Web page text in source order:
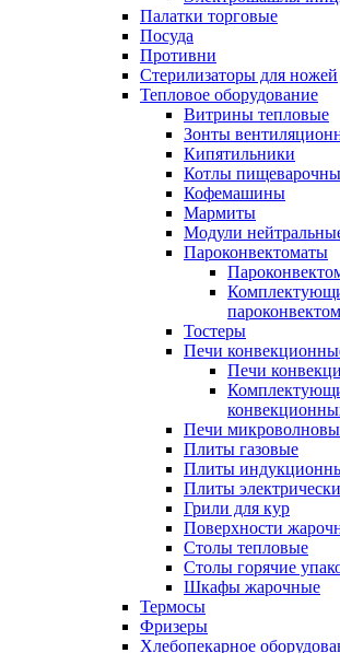
Палатки торговые
Посуда
Противни
Стерилизаторы для ножей
Тепловое оборудование
Витрины тепловые
Зонты
Кипятильники
Котлы
Кофемашины
Мармиты
Модули
Пароконвектоматы
Тостеры
Печи
Печи
Печи
Плиты газовые
Плиты
Плиты
Грили для кур
Поверхности
Столы тепловые
Столы горячие
Шкафы жарочные
Термосы
Фризеры
Хлебопекарное